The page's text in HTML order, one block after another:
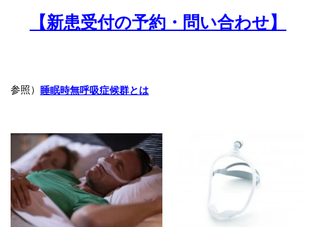
【新患受付の予約・問い合わせ】
参照） 睡眠時無呼吸症候群とは